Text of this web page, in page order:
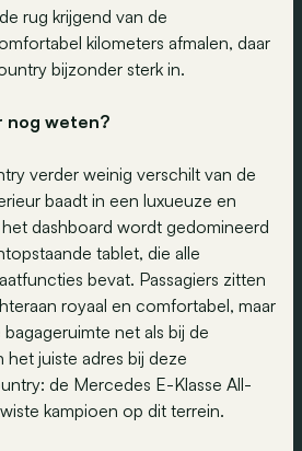
rug krijgend van de
kilometers afmalen, daar
bijzonder sterk in.
nog weten?
verder weinig verschilt van de
baadt in een luxueuze en
dashboard wordt gedomineerd
tablet, die alle
bevat. Passagiers zitten
royaal en comfortabel, maar
net als bij de
juiste adres bij deze
de Mercedes E-Klasse All-
kampioen op dit terrein.